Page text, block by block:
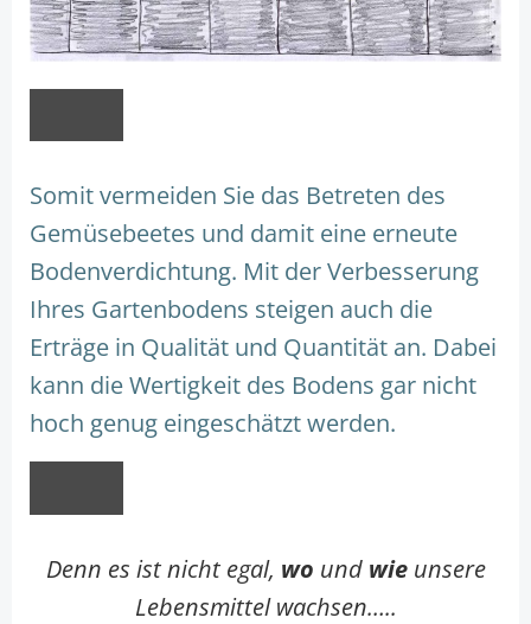
Somit vermeiden Sie das Betreten des
Gemüsebeetes und damit eine erneute
Bodenverdichtung. Mit der Verbesserung
Ihres Gartenbodens steigen auch die
Erträge in Qualität und Quantität an. Dabei
kann die Wertigkeit des Bodens gar nicht
hoch genug eingeschätzt werden.
Denn es ist nicht egal, wo und wieunsere
Lebensmittel wachsen…..